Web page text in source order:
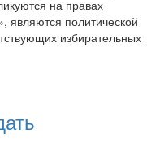
на правах
являются политической
избирательных